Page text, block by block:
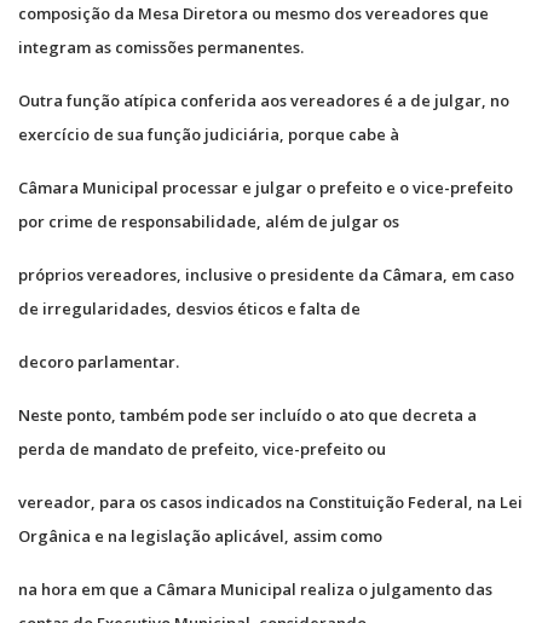
composição da Mesa Diretora ou mesmo dos vereadores que
integram as comissões permanentes.
Outra função atípica conferida aos vereadores é a de julgar, no
exercício de sua função judiciária, porque cabe à
Câmara Municipal processar e julgar o prefeito e o vice-prefeito
por crime de responsabilidade, além de julgar os
próprios vereadores, inclusive o presidente da Câmara, em caso
de irregularidades, desvios éticos e falta de
decoro parlamentar.
Neste ponto, também pode ser incluído o ato que decreta a
perda de mandato de prefeito, vice-prefeito ou
vereador, para os casos indicados na Constituição Federal, na Lei
Orgânica e na legislação aplicável, assim como
na hora em que a Câmara Municipal realiza o julgamento das